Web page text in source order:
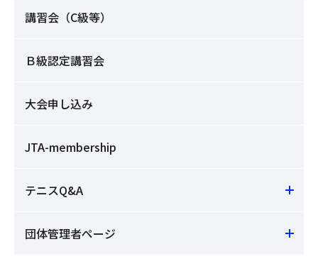
講習会（C級等）
Ｂ級認定講習会
大会申し込み
JTA-membership
テニスQ&A
団体管理者ページ